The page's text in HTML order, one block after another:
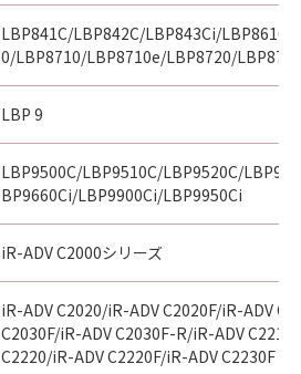
LBP841C/LBP842C/LBP843Ci/LBP8610/
0/LBP8710/LBP8710e/LBP8720/
LBP 9
LBP9500C/LBP9510C/LBP9520C/
BP9660Ci/LBP9900Ci/LBP9950Ci
iR-ADV C2000シリーズ
iR-ADV C2020/iR-ADV C2020F/iR-ADV
C2030F/iR-ADV C2030F-R/iR-ADV
C2220/iR-ADV C2220F/iR-ADV C2230F